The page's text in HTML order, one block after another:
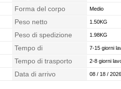
Forma del corpo Medio
Peso netto 1.50KG
Peso di spedizione 1.98KG
Tempo di
confezionamento
7-15 giorni
Tempo di trasporto 2-8 giorni
Data di arrivo 08 / 18 /